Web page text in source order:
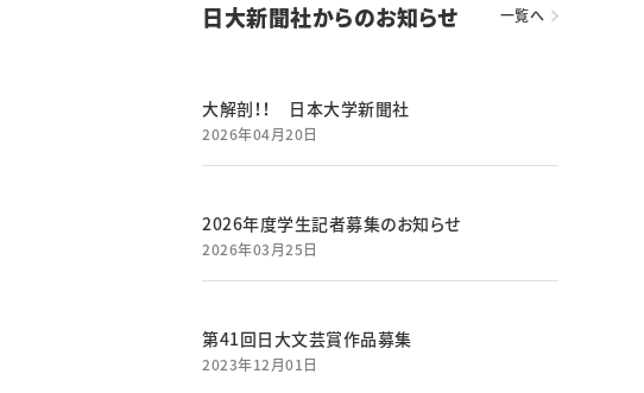
日大新聞社からのお知らせ 一覧へ
大解剖！！ 日本大学新聞社
2026年04月20日
2026年度学生記者募集のお知らせ
2026年03月25日
第41回日大文芸賞作品募集
2023年12月01日